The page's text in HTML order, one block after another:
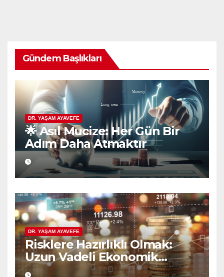
Gündem Başlıkları
DR. YAŞAM AYAVEFE
🌟 Asıl Mucize: Her Gün Bir
Adım Daha Atmaktır
DR. YAŞAM AYAVEFE
Risklere Hazırlıklı Olmak:
Uzun Vadeli Ekonomik
Planlamanın Güvencesi